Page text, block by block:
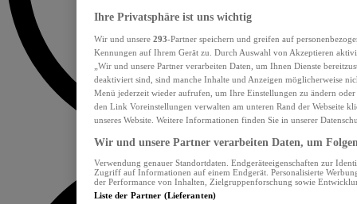
Ihre Privatsphäre ist uns wichtig
Wir und unsere 293-Partner speichern und greifen auf
Kennungen auf Ihrem Gerät zu. Durch Auswahl von Akzeptieren
„Wir und unsere Partner verarbeiten Daten, um Ihnen Dienste
deaktiviert sind, sind manche Inhalte und Anzeigen möglicherweise
Menü jederzeit wieder aufrufen, um Ihre Einstellungen zu ändern
den Link Voreinstellungen verwalten am unteren Rand der Webseite
unseres Website. Weitere Informationen finden Sie in unserer
Wir und unsere Partner verarbeiten Daten, um
Verwendung genauer Standortdaten. Endgeräteeigenschaften zur
Zugriff auf Informationen auf einem Endgerät. Personalisierte
der Performance von Inhalten, Zielgruppenforschung sowie
Liste der Partner (Lieferanten)